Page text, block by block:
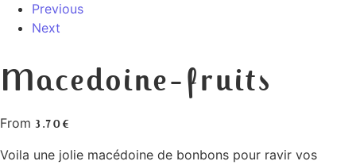
Previous
Next
Macedoine-fruits
From 3.70€
Voila une jolie macédoine de bonbons pour ravir vos